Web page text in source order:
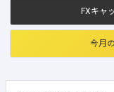
FXキャ
今月